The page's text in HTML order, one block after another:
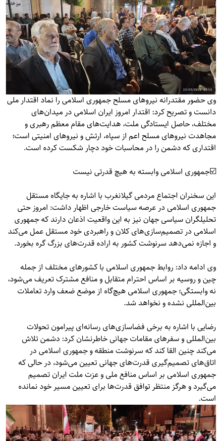
وی حضور مقتدرانه نیروهای مسلح جمهوری اسلامی را نماد اقتدار ملی
دانست و تصریح کرد: اقتدار امروز ایران اسلامی در میدان‌های
مختلف، حاصل ایستادگی ملت، هدایت‌های مقام معظم رهبری و
مجاهدت نیروهای مسلح اعم از سپاه، ارتش و نیروهای امنیتی است؛
اقتداری که دشمن را در محاسبات خود دچار شکست کرده است.
☑️جمهوری اسلامی وابسته به هیچ قدرتی نیست
این سخنران اجتماع مردمی گیلانغرب با اشاره به جایگاه مستقل
جمهوری اسلامی در عرصه سیاست خارجی اظهار داشت: امروز حتی
تحلیلگران سیاسی جهان نیز به این واقعیت اذعان دارند که جمهوری
اسلامی در تصمیم‌سازی‌های کلان و راهبردی خود مستقل عمل می‌کند
و اجازه نمی‌دهد سرنوشت کشور به اراده قدرت‌های بزرگ گره بخورد.
وی ادامه داد: روابط جمهوری اسلامی با کشورهای مختلف از جمله
چین و روسیه بر اساس احترام متقابل و منافع مشترک تعریف می‌شود،
نه وابستگی؛ جمهوری اسلامی هیچ‌گاه از موضع ضعف وارد تعاملات
بین‌المللی نشده و نخواهد شد.
رضایی با اشاره به برخی فضاسازی‌های رسانه‌ای پیرامون تحولات
بین‌المللی و سفرهای مقامات جهانی خاطرنشان کرد: دشمن تلاش
می‌کند چنین القا کند که سرنوشت منطقه و جمهوری اسلامی در
اتاق‌های تصمیم‌گیری قدرت‌های جهانی تعیین می‌شود، در حالی که
جمهوری اسلامی بر اساس منافع ملی و عزت ملت ایران تصمیم
می‌گیرد و هرگز منتظر توافق قدرت‌ها برای تعیین مسیر خود نمانده
است.